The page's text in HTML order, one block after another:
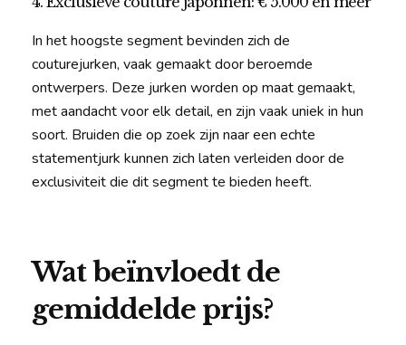
In het hoogste segment bevinden zich de
couturejurken, vaak gemaakt door beroemde
ontwerpers. Deze jurken worden op maat gemaakt,
met aandacht voor elk detail, en zijn vaak uniek in hun
soort. Bruiden die op zoek zijn naar een echte
statementjurk kunnen zich laten verleiden door de
exclusiviteit die dit segment te bieden heeft.
Wat beïnvloedt de
gemiddelde prijs?